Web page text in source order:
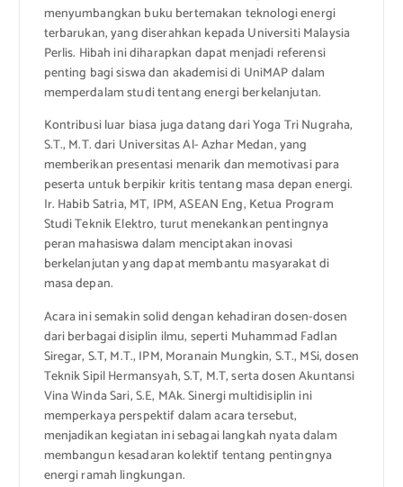
menyumbangkan buku bertemakan teknologi energi
terbarukan, yang diserahkan kepada Universiti Malaysia
Perlis. Hibah ini diharapkan dapat menjadi referensi
penting bagi siswa dan akademisi di UniMAP dalam
memperdalam studi tentang energi berkelanjutan.
Kontribusi luar biasa juga datang dari Yoga Tri Nugraha,
S.T., M.T. dari Universitas Al- Azhar Medan, yang
memberikan presentasi menarik dan memotivasi para
peserta untuk berpikir kritis tentang masa depan energi.
Ir. Habib Satria, MT, IPM, ASEAN Eng, Ketua Program
Studi Teknik Elektro, turut menekankan pentingnya
peran mahasiswa dalam menciptakan inovasi
berkelanjutan yang dapat membantu masyarakat di
masa depan.
Acara ini semakin solid dengan kehadiran dosen-dosen
dari berbagai disiplin ilmu, seperti Muhammad Fadlan
Siregar, S.T, M.T., IPM, Moranain Mungkin, S.T., MSi, dosen
Teknik Sipil Hermansyah, S.T, M.T, serta dosen Akuntansi
Vina Winda Sari, S.E, MAk. Sinergi multidisiplin ini
memperkaya perspektif dalam acara tersebut,
menjadikan kegiatan ini sebagai langkah nyata dalam
membangun kesadaran kolektif tentang pentingnya
energi ramah lingkungan.